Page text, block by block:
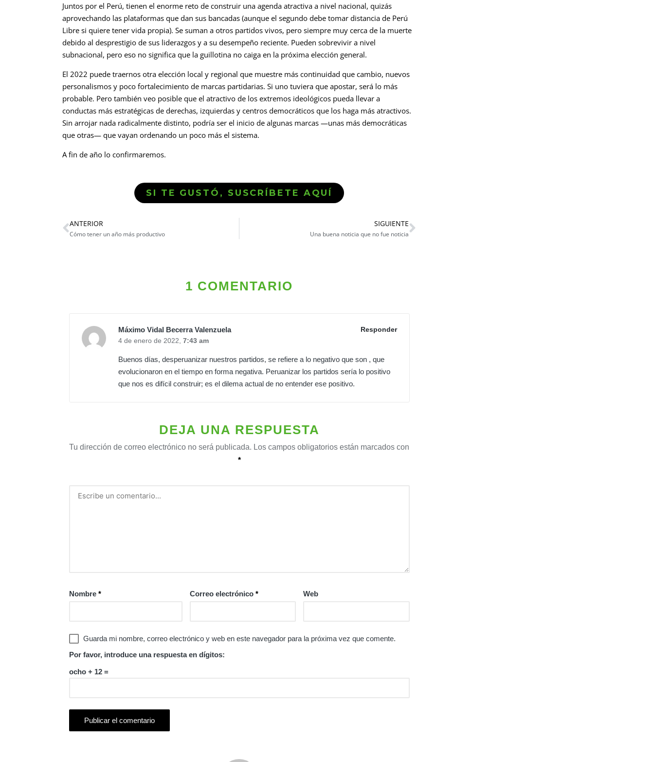
Juntos por el Perú, tienen el enorme reto de construir una agenda atractiva a nivel nacional, quizás
aprovechando las plataformas que dan sus bancadas (aunque el segundo debe tomar distancia de Perú
Libre si quiere tener vida propia). Se suman a otros partidos vivos, pero siempre muy cerca de la muerte
debido al desprestigio de sus liderazgos y a su desempeño reciente. Pueden sobrevivir a nivel
subnacional, pero eso no significa que la guillotina no caiga en la próxima elección general.
El 2022 puede traernos otra elección local y regional que muestre más continuidad que cambio, nuevos
personalismos y poco fortalecimiento de marcas partidarias. Si uno tuviera que apostar, será lo más
probable. Pero también veo posible que el atractivo de los extremos ideológicos pueda llevar a
conductas más estratégicas de derechas, izquierdas y centros democráticos que los haga más atractivos.
Sin arrojar nada radicalmente distinto, podría ser el inicio de algunas marcas —unas más democráticas
que otras— que vayan ordenando un poco más el sistema.
A fin de año lo confirmaremos.
SI TE GUSTÓ, SUSCRÍBETE AQUÍ
ANTERIOR
Cómo tener un año más productivo
SIGUIENTE
Una buena noticia que no fue noticia
1 COMENTARIO
Máximo Vidal Becerra Valenzuela
Responder
4 de enero de 2022, 7:43 am
Buenos días, desperuanizar nuestros partidos, se refiere a lo negativo que son , que
evolucionaron en el tiempo en forma negativa. Peruanizar los partidos sería lo positivo
que nos es difícil construir; es el dilema actual de no entender ese positivo.
DEJA UNA RESPUESTA
Tu dirección de correo electrónico no será publicada. Los campos obligatorios están marcados con
*
Nombre * Correo electrónico * Web
Guarda mi nombre, correo electrónico y web en este navegador para la próxima vez que comente.
Por favor, introduce una respuesta en dígitos:
ocho + 12 =